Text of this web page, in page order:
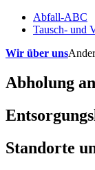
Abfall-ABC
Tausch- und
Wir über uns
Abholung
Standorte